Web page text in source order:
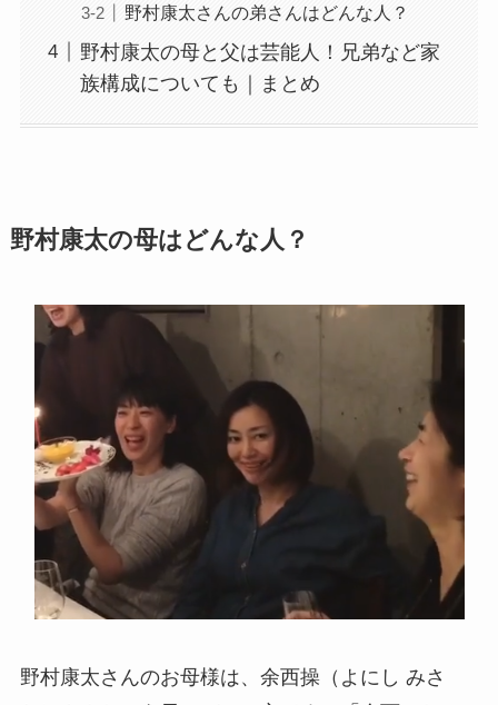
野村康太さんの弟さんはどんな人？
野村康太の母と父は芸能人！兄弟など家
族構成についても｜まとめ
野村康太の母はどんな人？
野村康太さんのお母様は、余西操（よにし みさ